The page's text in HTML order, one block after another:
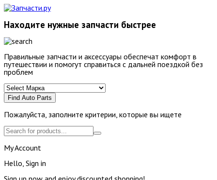
Находите нужные запчасти быстрее
Правильные запчасти и аксессуары обеспечат комфорт в
путешествии и помогут справиться с дальней поездкой без
проблем
Find Auto Parts
Пожалуйста, заполните критерии, которые вы ищете
My Account
Hello, Sign in